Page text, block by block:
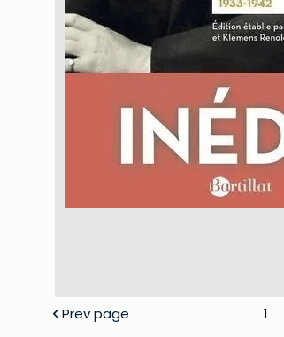
Prev page 1